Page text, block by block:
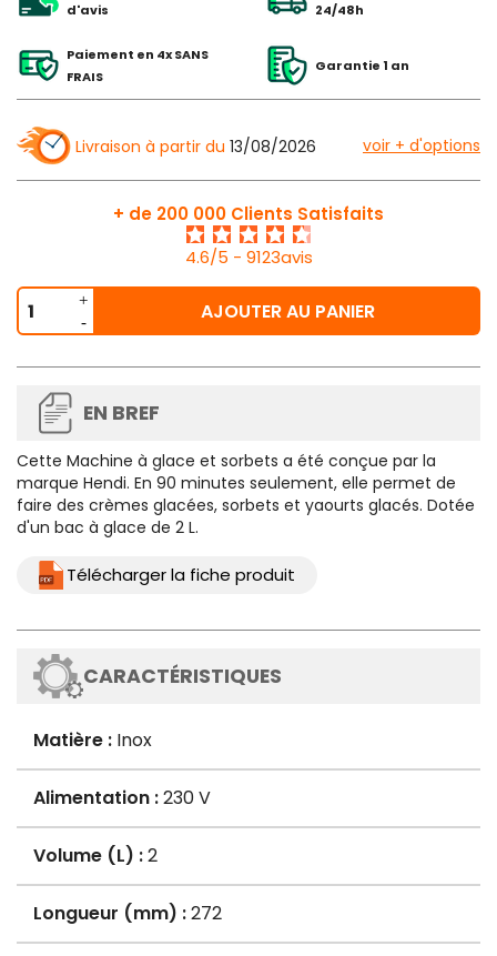
d'avis
24/48h
Paiement en 4x SANS
FRAIS
Garantie 1 an
Livraison à partir du 13/08/2026 voir + d'options
+ de 200 000 Clients Satisfaits
4.6/5 - 9123avis
AJOUTER AU PANIER
EN BREF
Cette Machine à glace et sorbets a été conçue par la
marque Hendi. En 90 minutes seulement, elle permet de
faire des crèmes glacées, sorbets et yaourts glacés. Dotée
d'un bac à glace de 2 L.
Télécharger la fiche produit
CARACTÉRISTIQUES
Matière : Inox
Alimentation :230 V
Volume (L) :2
Longueur (mm) :272